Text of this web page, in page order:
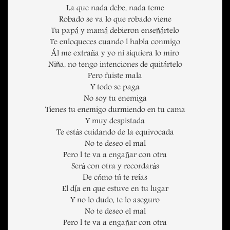
La que nada debe, nada teme
Robado se va lo que robado viene
Tu papá y mamá debieron enseñártelo
Te enloqueces cuando l habla conmigo
Ál me extraña y yo ni siquiera lo miro
Niña, no tengo intenciones de quitártelo
Pero fuiste mala
Y todo se paga
No soy tu enemiga
Tienes tu enemigo durmiendo en tu cama
Y muy despistada
Te estás cuidando de la equivocada
No te deseo el mal
Pero l te va a engañar con otra
Será con otra y recordarás
De cómo tú te reías
El día en que estuve en tu lugar
Y no lo dudo, te lo aseguro
No te deseo el mal
Pero l te va a engañar con otra